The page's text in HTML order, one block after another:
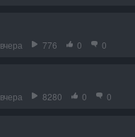
вчера 776 0 0
вчера 8280 0 0